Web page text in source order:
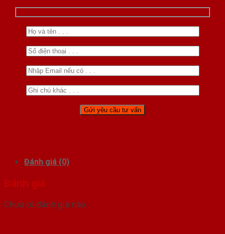
Đánh giá (0)
Đánh giá
Chưa có đánh giá nào.